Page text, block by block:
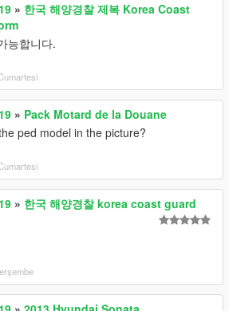
» 한국 해양경찰 제복 Korea Coast
능합니다.
» Pack Motard de la Douane
ped model in the picture?
» 한국 해양경찰 korea coast guard